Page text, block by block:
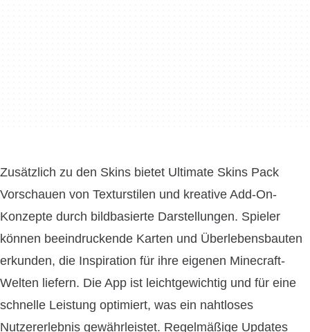
Zusätzlich zu den Skins bietet Ultimate Skins Pack
Vorschauen von Texturstilen und kreative Add-On-
Konzepte durch bildbasierte Darstellungen. Spieler
können beeindruckende Karten und Überlebensbauten
erkunden, die Inspiration für ihre eigenen Minecraft-
Welten liefern. Die App ist leichtgewichtig und für eine
schnelle Leistung optimiert, was ein nahtloses
Nutzererlebnis gewährleistet. Regelmäßige Updates